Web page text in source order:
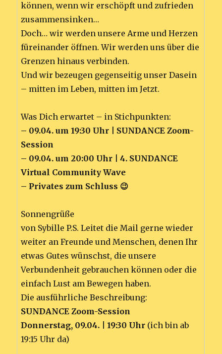
können, wenn wir erschöpft und zufrieden
zusammensinken…
Doch… wir werden unsere Arme und Herzen
füreinander öffnen. Wir werden uns über die
Grenzen hinaus verbinden.
Und wir bezeugen gegenseitig unser Dasein
– mitten im Leben, mitten im Jetzt.
Was Dich erwartet – in Stichpunkten:
– 09.04. um 19:30 Uhr | SUNDANCE Zoom-
Session
– 09.04. um 20:00 Uhr | 4. SUNDANCE
Virtual Community Wave
– Privates zum Schluss 😉
Sonnengrüße
von Sybille P.S. Leitet die Mail gerne wieder
weiter an Freunde und Menschen, denen Ihr
etwas Gutes wünschst, die unsere
Verbundenheit gebrauchen können oder die
einfach Lust am Bewegen haben.
Die ausführliche Beschreibung:
SUNDANCE Zoom-Session
Donnerstag, 09.04. | 19:30 Uhr (ich bin ab
19:15 Uhr da)